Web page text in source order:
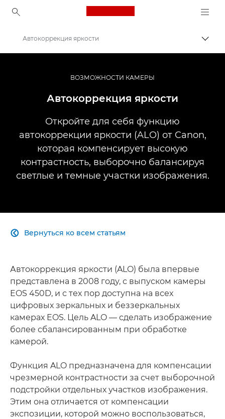
Canon Logo, back to
Профессиональная фото- и видеосъемка
Информационный банк: информационный ресурс для фотографов
Автокоррекция яркости
ВОЗМОЖНОСТИ КАМЕРЫ
Автокоррекция яркости
Откройте для себя функцию
автокоррекции яркости (ALO) от Canon,
которая компенсирует высокую
контрастность, выборочно балансируя
светлые и темные участки изображения.
Вернуться ко всем статьям

Автокоррекция яркости (ALO) была впервые
представлена в 2008 году, с выпуском камеры
EOS 450D, и с тех пор доступна на всех
цифровых зеркальных и беззеркальных
камерах EOS. Цель ALO — сделать изображение
более сбалансированным при обработке
камерой.
Функция ALO предназначена для компенсации
чрезмерной контрастности за счет выборочной
подстройки отдельных участков изображения.
Этим она отличается от компенсации
экспозиции, которой можно воспользоваться,